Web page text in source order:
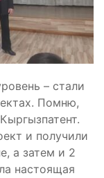
– стали
Помню,
и получили
а затем и 2
настоящая